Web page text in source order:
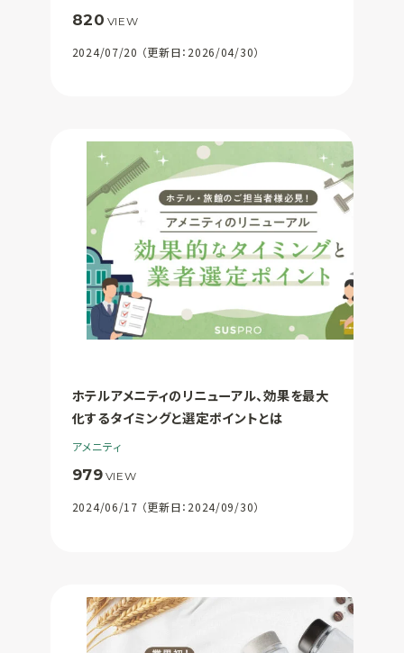
820 VIEW
2024/07/20 （更新日：2026/04/30）
ホテルアメニティのリニューアル、効果を最大
化するタイミングと選定ポイントとは
アメニティ
979 VIEW
2024/06/17 （更新日：2024/09/30）